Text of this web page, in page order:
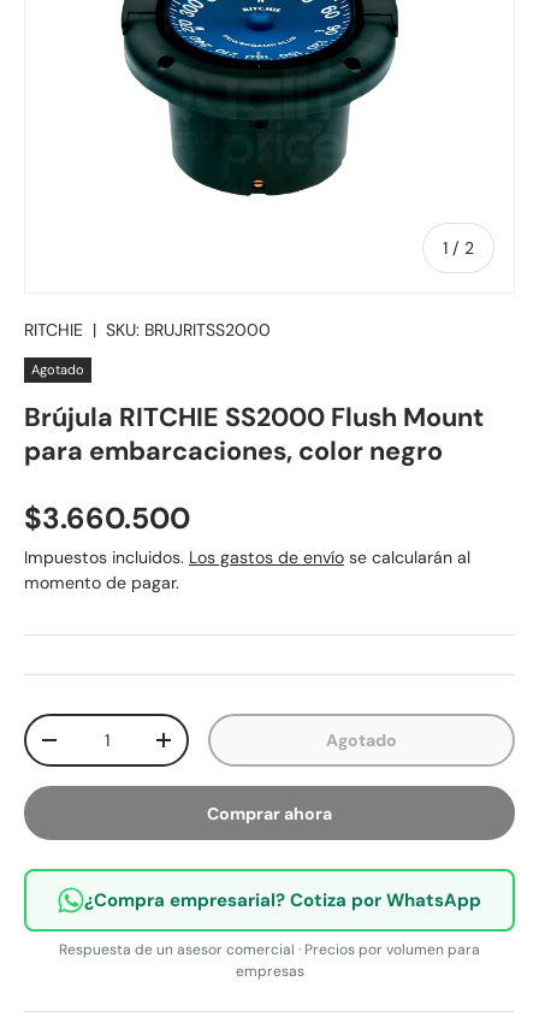
1 / de
2
RITCHIE | SKU: BRUJRITSS2000
Agotado
Brújula RITCHIE SS2000 Flush Mount
para embarcaciones, color negro
Precio normal
$3.660.500
Impuestos incluidos. Los gastos de envío se calcularán al
momento de pagar.
Cant.
Disminuir cantidadAumentar la cantidadAgotado
Comprar ahora
¿Compra empresarial? Cotiza por WhatsApp
Respuesta de un asesor comercial · Precios por volumen para
empresas